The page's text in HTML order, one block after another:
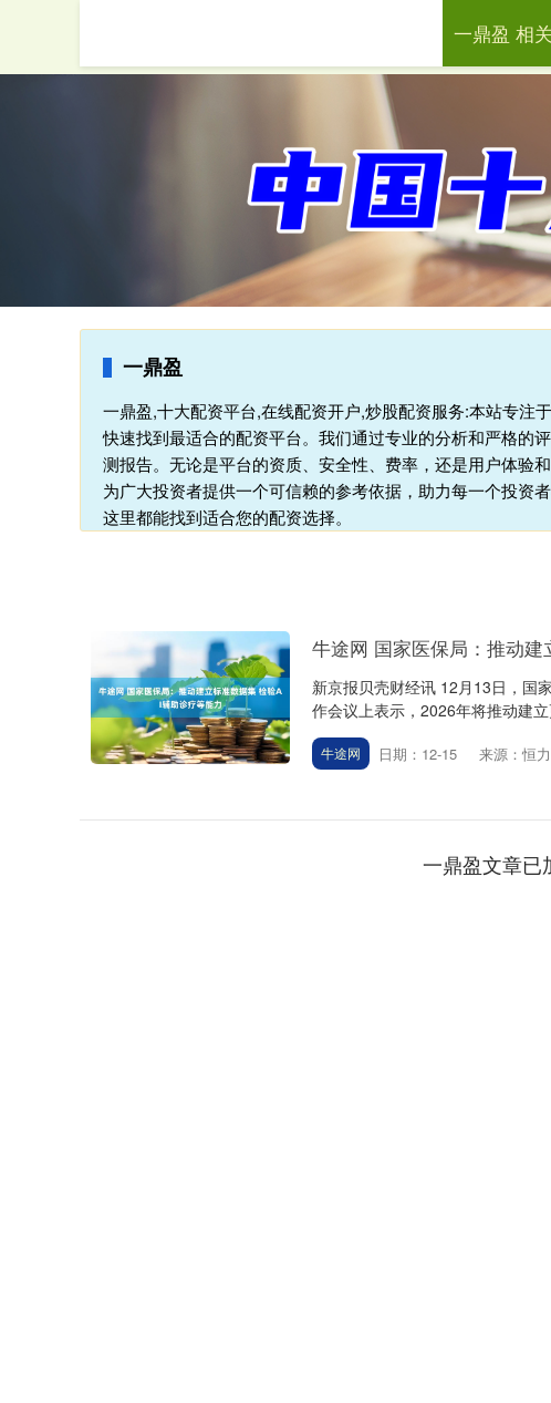
一鼎盈
一鼎盈
一鼎盈,十大配资平台,在线配资开户,炒股配资服务:本站专注
快速找到最适合的配资平台。我们通过专业的分析和严格的
测报告。无论是平台的资质、安全性、费率，还是用户体验
为广大投资者提供一个可信赖的参考依据，助力每一个投资
这里都能找到适合您的配资选择。
一鼎盈 相
牛途网 国家医保局：推动
新京报贝壳财经讯 12月13日，国
作会议上表示，2026年将推动建
牛途网 日期：12-15 来源：恒
一鼎盈文章已